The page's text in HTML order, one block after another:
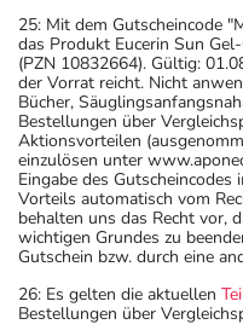
25: Mit dem Gutscheincode
das Produkt Eucerin Sun
(PZN 10832664). Gültig:
der Vorrat reicht. Nicht
Bücher,
Bestellungen über
Aktionsvorteilen
einzulösen unter
Eingabe des
Vorteils automatisch vom
behalten uns das Recht vor,
wichtigen Grundes zu
Gutschein bzw. durch eine
26: Es gelten die aktuellen
Bestellungen über